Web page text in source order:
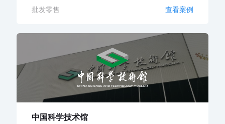
批发零售 查看案例
中国科学技术馆